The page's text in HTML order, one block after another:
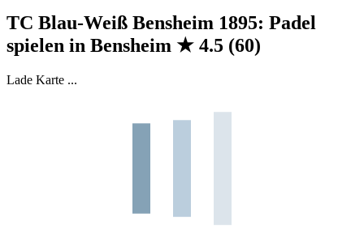
TC Blau-Weiß Bensheim 1895: Padel
spielen in Bensheim ★ 4.5 (60)
Lade Karte ...